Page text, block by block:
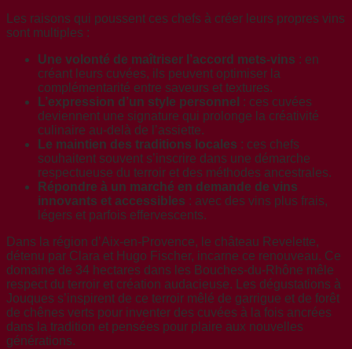
Les raisons qui poussent ces chefs à créer leurs propres vins
sont multiples :
Une volonté de maîtriser l’accord mets-vins : en
créant leurs cuvées, ils peuvent optimiser la
complémentarité entre saveurs et textures.
L’expression d’un style personnel : ces cuvées
deviennent une signature qui prolonge la créativité
culinaire au-delà de l’assiette.
Le maintien des traditions locales : ces chefs
souhaitent souvent s’inscrire dans une démarche
respectueuse du terroir et des méthodes ancestrales.
Répondre à un marché en demande de vins
innovants et accessibles : avec des vins plus frais,
légers et parfois effervescents.
Dans la région d’Aix-en-Provence, le château Revelette,
détenu par Clara et Hugo Fischer, incarne ce renouveau. Ce
domaine de 34 hectares dans les Bouches-du-Rhône mêle
respect du terroir et création audacieuse. Les dégustations à
Jouques s’inspirent de ce terroir mêlé de garrigue et de forêt
de chênes verts pour inventer des cuvées à la fois ancrées
dans la tradition et pensées pour plaire aux nouvelles
générations.